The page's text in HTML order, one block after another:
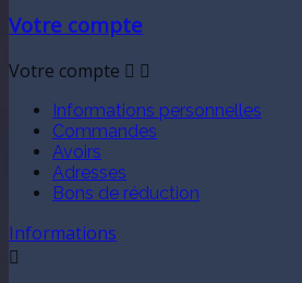
Votre compte
Votre compte  
Informations personnelles
Commandes
Avoirs
Adresses
Bons de réduction
Informations
